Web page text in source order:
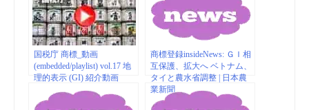
国税庁 商標_動画
(embedded/playlist) vol.17 地
理的表示 (GI) 紹介動画
商標登録insideNews: ＧＩ相
互保護、拡大へ ベトナム、
タイと農水省調整 | 日本農
業新聞